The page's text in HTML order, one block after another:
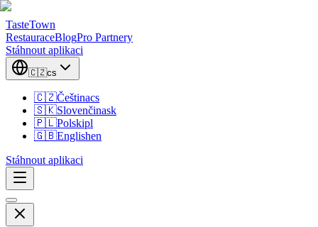
TasteTown
RestauraceBlogPro Partnery
Stáhnout aplikaci
🇨🇿cs
🇨🇿Češtinacs
🇸🇰Slovenčinask
🇵🇱Polskipl
🇬🇧Englishen
Stáhnout aplikaci